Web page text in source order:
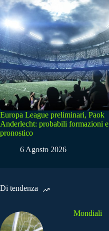
Europa League preliminari, Paok
Anderlecht: probabili formazioni e
pronostico
6 Agosto 2026
Di tendenza
Mondiali